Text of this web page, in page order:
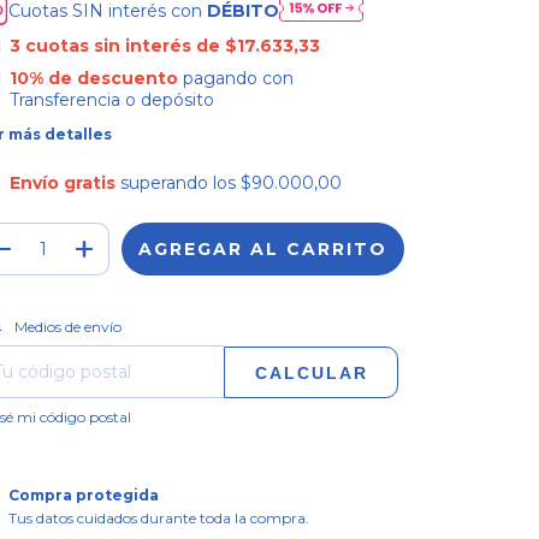
Cuotas SIN interés con DÉBITO
3 cuotas sin interés de $17.633,33
10% de descuentopagando con
Transferencia o depósito
más detalles
Envío gratis superando los $90.000,00
para el CP:
Medios de envío
CALCULAR
mi código postal
Compra protegida
Tus datos cuidados durante toda la compra.